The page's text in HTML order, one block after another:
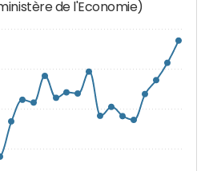
de l'Economie)